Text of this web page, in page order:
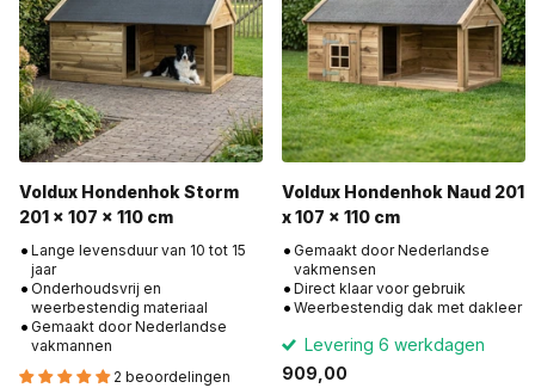
Voldux Hondenhok Storm
201 x 107 x 110 cm
Lange levensduur van 10 tot 15
jaar
Onderhoudsvrij en
weerbestendig materiaal
Gemaakt door Nederlandse
vakmannen
2 beoordelingen
Voldux Hondenhok Naud 201
x 107 x 110 cm
Gemaakt door Nederlandse
vakmensen
Direct klaar voor gebruik
Weerbestendig dak met dakleer
Levering 6 werkdagen
909,00